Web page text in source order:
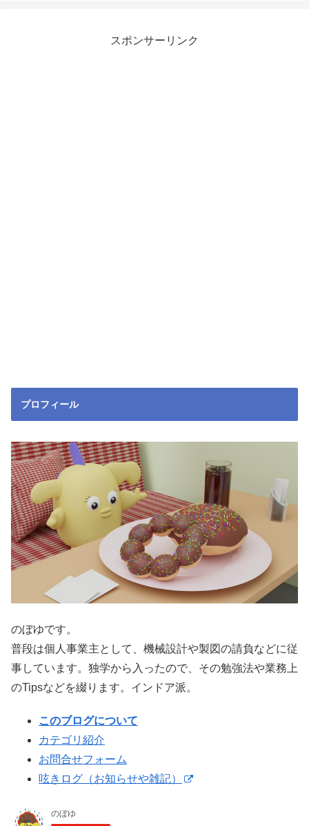
スポンサーリンク
プロフィール
のぼゆです。
普段は個人事業主として、機械設計や製図の請負などに従
事しています。独学から入ったので、その勉強法や業務上
のTipsなどを綴ります。インドア派。
このブログについて
カテゴリ紹介
お問合せフォーム
呟きログ（お知らせや雑記）